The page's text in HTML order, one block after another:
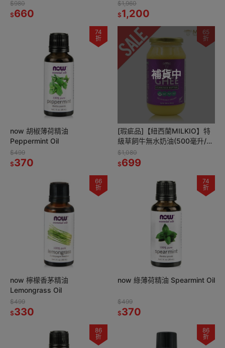
$980
$660
$1,960
$1,200
74
折
now 胡椒薄荷精油
Peppermint Oil
$499
$370
補貨中
65
折
[瑕疵品]【紐西蘭MILKIO】特
級草飼牛無水奶油(500毫升/
瓶)
$1,080
$699
66
折
now 檸檬香茅精油
Lemongrass Oil
$499
$330
74
折
now 綠薄荷精油 Spearmint Oil
$499
$370
86
折
86
折